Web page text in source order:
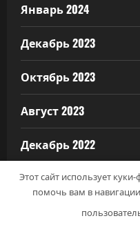
Январь 2024
Декабрь 2023
Октябрь 2023
Август 2023
Декабрь 2022
Март 2022
Этот сайт использует
помочь вам в